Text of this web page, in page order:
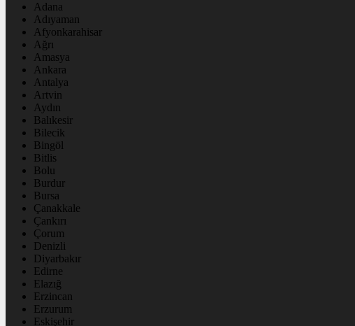
Adana
Adıyaman
Afyonkarahisar
Ağrı
Amasya
Ankara
Antalya
Artvin
Aydın
Balıkesir
Bilecik
Bingöl
Bitlis
Bolu
Burdur
Bursa
Çanakkale
Çankırı
Çorum
Denizli
Diyarbakır
Edirne
Elazığ
Erzincan
Erzurum
Eskişehir